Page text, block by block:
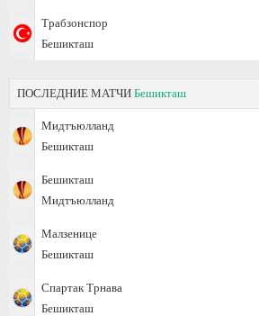
Трабзонспор
Бешикташ
ПОСЛЕДНИЕ МАТЧИ Бешикташ
Мидтъюлланд
Бешикташ
Бешикташ
Мидтъюлланд
Малзенице
Бешикташ
Спартак Трнава
Бешикташ